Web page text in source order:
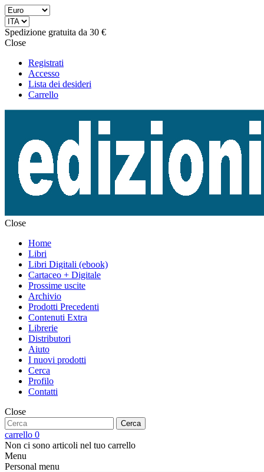
Spedizione gratuita da 30 €
Close
Registrati
Accesso
Lista dei desideri
Carrello
Close
Home
Libri
Libri Digitali (ebook)
Cartaceo + Digitale
Prossime uscite
Archivio
Prodotti Precedenti
Contenuti Extra
Librerie
Distributori
Aiuto
I nuovi prodotti
Cerca
Profilo
Contatti
Close
Cerca
carrello 0
Non ci sono articoli nel tuo carrello
Menu
Personal menu